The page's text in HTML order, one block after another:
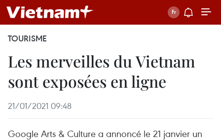
TOURISME
Les merveilles du Vietnam
sont exposées en ligne
21/01/2021 09:48
Google Arts & Culture a annoncé le 21 janvier un